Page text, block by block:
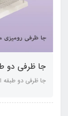
جا ظرفی دو
جا ظرفی دو طبقه